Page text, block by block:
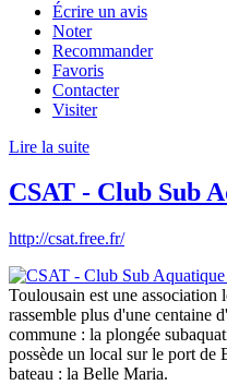
Écrire un avis
Noter
Recommander
Favoris
Contacter
Visiter
Lire la suite
CSAT - Club Sub
http://csat.free.fr/
Toulousain est une
rassemble plus d'une centaine
commune : la plongée
possède un local sur le port
bateau : la Belle Maria.